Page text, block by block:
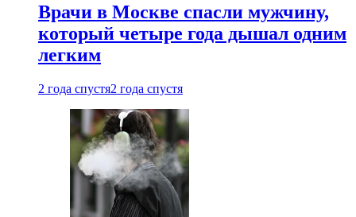
Врачи в Москве спасли мужчину,
который четыре года дышал одним
легким
2 года спустя2 года спустя